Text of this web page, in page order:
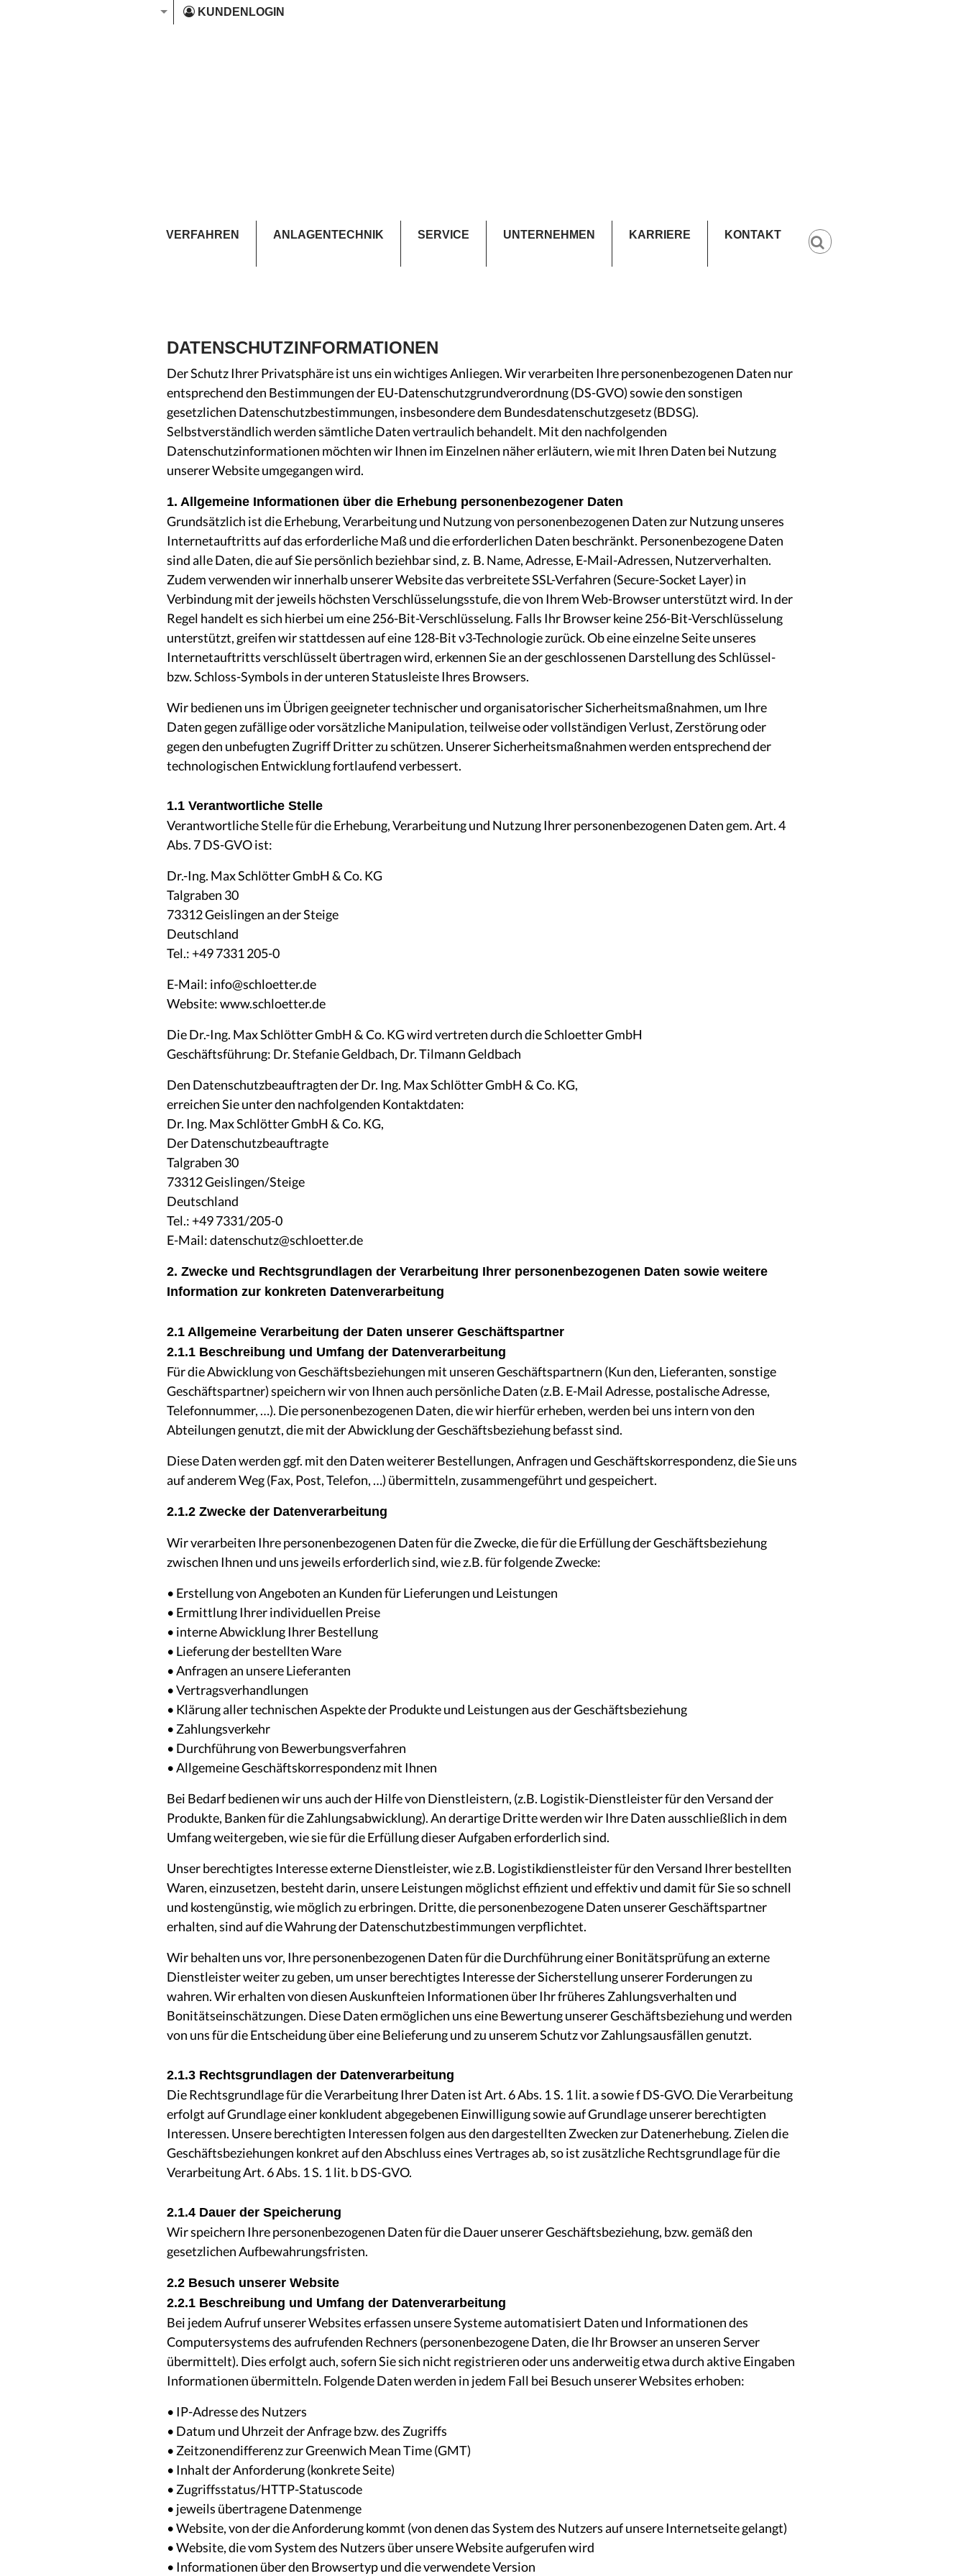
KUNDENLOGIN
VERFAHREN ANLAGENTECHNIK SERVICE UNTERNEHMEN KARRIERE KONTAKT
DATENSCHUTZINFORMATIONEN
Der Schutz Ihrer Privatsphäre ist uns ein wichtiges Anliegen. Wir verarbeiten Ihre personenbezogenen Daten nur
entsprechend den Bestimmungen der EU-Datenschutzgrundverordnung (DS-GVO) sowie den sonstigen
gesetzlichen Datenschutzbestimmungen, insbesondere dem Bundesdatenschutzgesetz (BDSG).
Selbstverständlich werden sämtliche Daten vertraulich behandelt. Mit den nachfolgenden
Datenschutzinformationen möchten wir Ihnen im Einzelnen näher erläutern, wie mit Ihren Daten bei Nutzung
unserer Website umgegangen wird.
1. Allgemeine Informationen über die Erhebung personenbezogener Daten
Grundsätzlich ist die Erhebung, Verarbeitung und Nutzung von personenbezogenen Daten zur Nutzung unseres
Internetauftritts auf das erforderliche Maß und die erforderlichen Daten beschränkt. Personenbezogene Daten
sind alle Daten, die auf Sie persönlich beziehbar sind, z. B. Name, Adresse, E-Mail-Adressen, Nutzerverhalten.
Zudem verwenden wir innerhalb unserer Website das verbreitete SSL-Verfahren (Secure-Socket Layer) in
Verbindung mit der jeweils höchsten Verschlüsselungsstufe, die von Ihrem Web-Browser unterstützt wird. In der
Regel handelt es sich hierbei um eine 256-Bit-Verschlüsselung. Falls Ihr Browser keine 256-Bit-Verschlüsselung
unterstützt, greifen wir stattdessen auf eine 128-Bit v3-Technologie zurück. Ob eine einzelne Seite unseres
Internetauftritts verschlüsselt übertragen wird, erkennen Sie an der geschlossenen Darstellung des Schlüssel-
bzw. Schloss-Symbols in der unteren Statusleiste Ihres Browsers.
Wir bedienen uns im Übrigen geeigneter technischer und organisatorischer Sicherheitsmaßnahmen, um Ihre
Daten gegen zufällige oder vorsätzliche Manipulation, teilweise oder vollständigen Verlust, Zerstörung oder
gegen den unbefugten Zugriff Dritter zu schützen. Unserer Sicherheitsmaßnahmen werden entsprechend der
technologischen Entwicklung fortlaufend verbessert.
1.1 Verantwortliche Stelle
Verantwortliche Stelle für die Erhebung, Verarbeitung und Nutzung Ihrer personenbezogenen Daten gem. Art. 4
Abs. 7 DS-GVO ist:
Dr.-Ing. Max Schlötter GmbH & Co. KG
Talgraben 30
73312 Geislingen an der Steige
Deutschland
Tel.: +49 7331 205-0
E-Mail: info@schloetter.de
Website: www.schloetter.de
Die Dr.-Ing. Max Schlötter GmbH & Co. KG wird vertreten durch die Schloetter GmbH
Geschäftsführung: Dr. Stefanie Geldbach, Dr. Tilmann Geldbach
Den Datenschutzbeauftragten der Dr. Ing. Max Schlötter GmbH & Co. KG,
erreichen Sie unter den nachfolgenden Kontaktdaten:
Dr. Ing. Max Schlötter GmbH & Co. KG,
Der Datenschutzbeauftragte
Talgraben 30
73312 Geislingen/Steige
Deutschland
Tel.: +49 7331/205-0
E-Mail: datenschutz@schloetter.de
2. Zwecke und Rechtsgrundlagen der Verarbeitung Ihrer personenbezogenen Daten sowie weitere
Information zur konkreten Datenverarbeitung
2.1 Allgemeine Verarbeitung der Daten unserer Geschäftspartner
2.1.1 Beschreibung und Umfang der Datenverarbeitung
Für die Abwicklung von Geschäftsbeziehungen mit unseren Geschäftspartnern (Kun den, Lieferanten, sonstige
Geschäftspartner) speichern wir von Ihnen auch persönliche Daten (z.B. E-Mail Adresse, postalische Adresse,
Telefonnummer, …). Die personenbezogenen Daten, die wir hierfür erheben, werden bei uns intern von den
Abteilungen genutzt, die mit der Abwicklung der Geschäftsbeziehung befasst sind.
Diese Daten werden ggf. mit den Daten weiterer Bestellungen, Anfragen und Geschäftskorrespondenz, die Sie uns
auf anderem Weg (Fax, Post, Telefon, …) übermitteln, zusammengeführt und gespeichert.
2.1.2 Zwecke der Datenverarbeitung
Wir verarbeiten Ihre personenbezogenen Daten für die Zwecke, die für die Erfüllung der Geschäftsbeziehung
zwischen Ihnen und uns jeweils erforderlich sind, wie z.B. für folgende Zwecke:
• Erstellung von Angeboten an Kunden für Lieferungen und Leistungen
• Ermittlung Ihrer individuellen Preise
• interne Abwicklung Ihrer Bestellung
• Lieferung der bestellten Ware
• Anfragen an unsere Lieferanten
• Vertragsverhandlungen
• Klärung aller technischen Aspekte der Produkte und Leistungen aus der Geschäftsbeziehung
• Zahlungsverkehr
• Durchführung von Bewerbungsverfahren
• Allgemeine Geschäftskorrespondenz mit Ihnen
Bei Bedarf bedienen wir uns auch der Hilfe von Dienstleistern, (z.B. Logistik-Dienstleister für den Versand der
Produkte, Banken für die Zahlungsabwicklung). An derartige Dritte werden wir Ihre Daten ausschließlich in dem
Umfang weitergeben, wie sie für die Erfüllung dieser Aufgaben erforderlich sind.
Unser berechtigtes Interesse externe Dienstleister, wie z.B. Logistikdienstleister für den Versand Ihrer bestellten
Waren, einzusetzen, besteht darin, unsere Leistungen möglichst effizient und effektiv und damit für Sie so schnell
und kostengünstig, wie möglich zu erbringen. Dritte, die personenbezogene Daten unserer Geschäftspartner
erhalten, sind auf die Wahrung der Datenschutzbestimmungen verpflichtet.
Wir behalten uns vor, Ihre personenbezogenen Daten für die Durchführung einer Bonitätsprüfung an externe
Dienstleister weiter zu geben, um unser berechtigtes Interesse der Sicherstellung unserer Forderungen zu
wahren. Wir erhalten von diesen Auskunfteien Informationen über Ihr früheres Zahlungsverhalten und
Bonitätseinschätzungen. Diese Daten ermöglichen uns eine Bewertung unserer Geschäftsbeziehung und werden
von uns für die Entscheidung über eine Belieferung und zu unserem Schutz vor Zahlungsausfällen genutzt.
2.1.3 Rechtsgrundlagen der Datenverarbeitung
Die Rechtsgrundlage für die Verarbeitung Ihrer Daten ist Art. 6 Abs. 1 S. 1 lit. a sowie f DS-GVO. Die Verarbeitung
erfolgt auf Grundlage einer konkludent abgegebenen Einwilligung sowie auf Grundlage unserer berechtigten
Interessen. Unsere berechtigten Interessen folgen aus den dargestellten Zwecken zur Datenerhebung. Zielen die
Geschäftsbeziehungen konkret auf den Abschluss eines Vertrages ab, so ist zusätzliche Rechtsgrundlage für die
Verarbeitung Art. 6 Abs. 1 S. 1 lit. b DS-GVO.
2.1.4 Dauer der Speicherung
Wir speichern Ihre personenbezogenen Daten für die Dauer unserer Geschäftsbeziehung, bzw. gemäß den
gesetzlichen Aufbewahrungsfristen.
2.2 Besuch unserer Website
2.2.1 Beschreibung und Umfang der Datenverarbeitung
Bei jedem Aufruf unserer Websites erfassen unsere Systeme automatisiert Daten und Informationen des
Computersystems des aufrufenden Rechners (personenbezogene Daten, die Ihr Browser an unseren Server
übermittelt). Dies erfolgt auch, sofern Sie sich nicht registrieren oder uns anderweitig etwa durch aktive Eingaben
Informationen übermitteln. Folgende Daten werden in jedem Fall bei Besuch unserer Websites erhoben:
• IP-Adresse des Nutzers
• Datum und Uhrzeit der Anfrage bzw. des Zugriffs
• Zeitzonendifferenz zur Greenwich Mean Time (GMT)
• Inhalt der Anforderung (konkrete Seite)
• Zugriffsstatus/HTTP-Statuscode
• jeweils übertragene Datenmenge
• Website, von der die Anforderung kommt (von denen das System des Nutzers auf unsere Internetseite gelangt)
• Website, die vom System des Nutzers über unsere Website aufgerufen wird
• Informationen über den Browsertyp und die verwendete Version